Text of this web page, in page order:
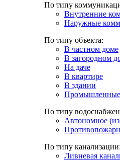
По типу
Внутренние
Наружные
По типу объекта:
В частном доме
В загородном
На даче
В квартире
В здании
Промышленные
По типу
Автономное
По типу канализации:
Ливневая